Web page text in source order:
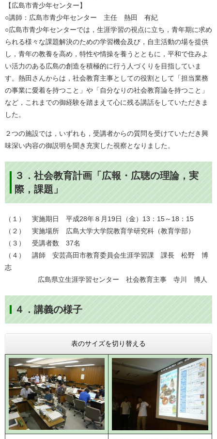
【広島市青少年センター】
○講師：広島市青少年センター 主任 熱田 有紀
○広島市青少年センターでは，生涯学習の視点に立ち，青年期に求め
られる様々な課題解決のための学習機会及び，自主活動の場を提供
し，青年の教養を高め，特性や情操を養うとともに，平和で住みよ
い活力のある広島の創造を積極的に行う人づくりを目指していま
す。熱田さんからは，社会教育主事としての役割として「担当業務
の事業に愛着を持つこと」や「自分なりの社会教育論を持つこと」
など，これまでの御経験を踏まえて心に残る講話をしていただきま
した。
２つの施設では，いずれも，受講者からの質問を受けていただき興
味深い内容の御説明を聞き充実した視察となりました。
３．社会教育計画「広報・広聴の理論，実
際，課題」
（１） 実施期日 平成28年８月19日（金）13：15～18：15
（２） 実施場所 広島大学大学院教育学研究科（教育学部）
（３） 受講者数 37名
（４） 講師 安芸高田市教育委員会生涯学習課 課長 松野 博
志
広島県立生涯学習センター 社会教育主事 寺川 博人
４．講義の様子
表のサイズを切り替える